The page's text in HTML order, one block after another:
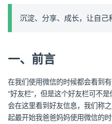
沉淀、分享、成长，让自己
一、前言
在我们使用微信的时候都会看到
“好友栏”，但是这个好友栏可不
会在这里看到好友信息，我们称
起最开始我爸爸妈妈使用微信的